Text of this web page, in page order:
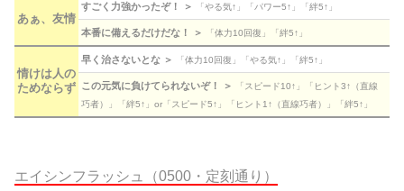
あぁ、友情
すごく力強かったぞ！ ＞ 「やる気↑」「パワー5↑」「絆5↑」
本番に備えるだけだな！ ＞ 「体力10回復」「絆5↑」
情けは人の
ためならず
早く治さないとな ＞ 「体力10回復」「やる気↑」「絆5↑」
この元気に負けてられないぞ！ ＞
「スピード10↑」「ヒント3↑（直線
巧者）」「絆5↑」or「スピード5↑」「ヒント1↑（直線巧者）」「絆5↑」
エイシンフラッシュ（0500・定刻通り）